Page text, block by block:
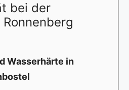
bei der
Wasserhärte in